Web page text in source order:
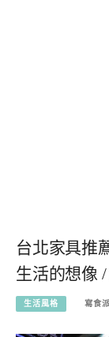
台北家具推
生活的想像
生活風格 寫食派